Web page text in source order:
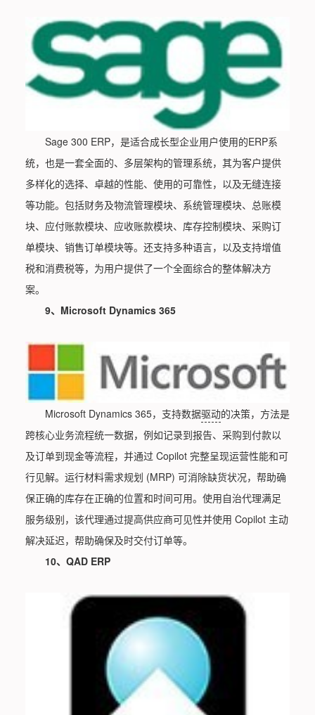
Sage 300 ERP，是适合成长型企业用户使用的ERP系
统，也是一套全面的、多层架构的管理系统，其为客户提供
多样化的选择、卓越的性能、使用的可靠性，以及无缝连接
等功能。包括财务及物流管理模块、系统管理模块、总账模
块、应付账款模块、应收账款模块、库存控制模块、采购订
单模块、销售订单模块等。还支持多种语言，以及支持增值
税和消费税等，为用户提供了一个全面综合的整体解决方
案。
9、Microsoft Dynamics 365
Microsoft Dynamics 365，支持数据驱动的决策，方法是
跨核心业务流程统一数据，例如记录到报告、采购到付款以
及订单到现金等流程，并通过 Copilot 完整呈现运营性能和可
行见解。运行材料需求规划 (MRP) 可消除缺货状况，帮助确
保正确的库存在正确的位置和时间可用。使用自治代理满足
服务级别，该代理通过提高供应商可见性并使用 Copilot 主动
解决延迟，帮助确保及时交付订单等。
10、QAD ERP